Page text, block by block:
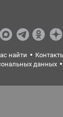
найти
данных